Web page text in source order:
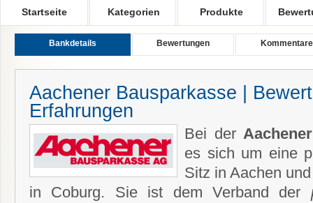
Startseite Kategorien Produkte
Bankdetails Bewertungen Kommentare
Aachener Bausparkasse |
Erfahrungen
Bei der
es sich um eine
Sitz in Aachen
in Coburg. Sie ist dem Verband der